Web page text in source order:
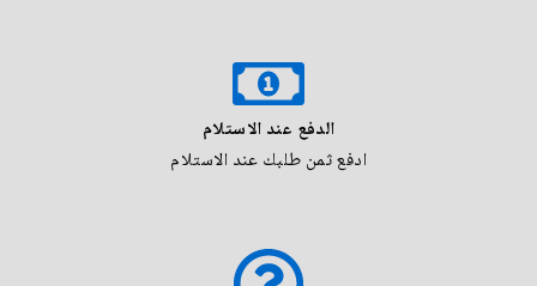
الدفع عند الاستلام
ادفع ثمن طلبك عند الاستلام